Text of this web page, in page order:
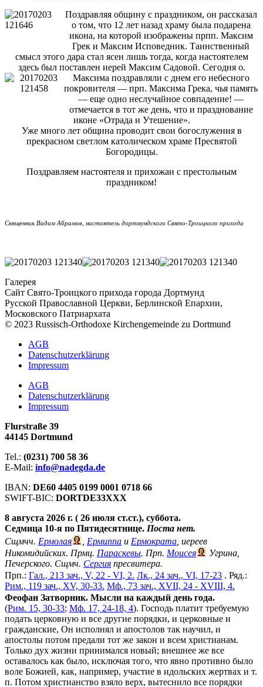
Поздравляя общину с праздником, он рассказал
о том, что 12 лет назад храму была подарена
икона, на которой изображены прпп. Максим
Грек и Максим Исповедник. Таинственный
смысл этого дара стал ясен лишь тогда, когда настоятелем
здесь был поставлен иерей Максим Садовой. Сегодня о.
Максима поздравляли с днем его небесного
покровителя — прп. Максима Грека, чья память
— еще одно неслучайное совпадение! —
отмечается в тот же день, что и празднование
иконе «Отрада и Утешение».
Уже много лет община проводит свои богослужения в
прекрасном светлом католическом храме Пресвятой
Богородицы.
Поздравляем настоятеля и прихожан с престольным
праздником!
Священник Вадим Абрамов, настоятель дортмундского Свято-Троицкого прихода
Галерея
Сайт Свято-Троицкого прихода города Дортмунд
Русской Православной Церкви, Берлинской Епархии,
Московского Патриархата
© 2023 Russisch-Orthodoxe Kirchengemeinde zu Dortmund
АGB
Datenschutzerklärung
Impressum
АGB
Datenschutzerklärung
Impressum
Flurstraße 39
44145 Dortmund
Tel.: (0231) 700 58 36
E-Mail: info@nadegda.de
IBAN: DE60 4405 0199 0001 0718 66
SWIFT-BIC: DORTDE33XXX
8 августа 2026 г. ( 26 июля ст.ст.), суббота.
Седмица 10-я по Пятидесятнице. Поста нет.
Сщмчч. Ермолая Ермиппа и Ермократа , иереев
Никомидийских. Прмц. Параскевы. Прп. Моисея
Угрина,
Печерского. Сщмч. Сергия пресвитера.
Прп.: Гал., 213 зач., V, 22 - VI, 2. Лк., 24 зач., VI, 17-23 . Ряд.:
Рим., 119 зач., XV, 30-33. Мф., 73 зач., XVII, 24 - XVIII, 4.
Феофан Затворник. Мысли на каждый день года.
(Рим. 15, 30-33; Мф. 17, 24-18, 4). Господь платит требуемую
подать церковную и все другие порядки, и церковные и
гражданские, Он исполнял и апостолов так научил, и
апостолы потом предали тот же закон и всем христианам.
Только дух жизни принимался новый; внешнее же все
оставалось как было, исключая того, что явно противно было
воле Божией, как, например, участие в идольских жертвах и т.
п. Потом христианство взяло верх, вытеснило все порядки